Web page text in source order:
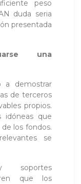
peso
duda seria
presentada
una
a demostrar
de terceros
propios.
idóneas que
los fondos.
se
soportes
que los